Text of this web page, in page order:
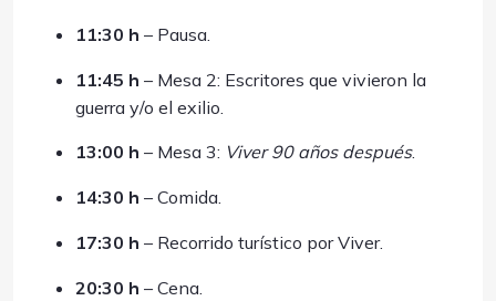
11:30 h – Pausa.
11:45 h – Mesa 2: Escritores que vivieron la
guerra y/o el exilio.
13:00 h – Mesa 3: Viver 90 años después.
14:30 h – Comida.
17:30 h – Recorrido turístico por Viver.
20:30 h – Cena.